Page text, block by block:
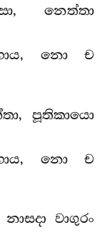
නෙත්තා
නො ච
පූතිකායො
නො ච
වාගුරං